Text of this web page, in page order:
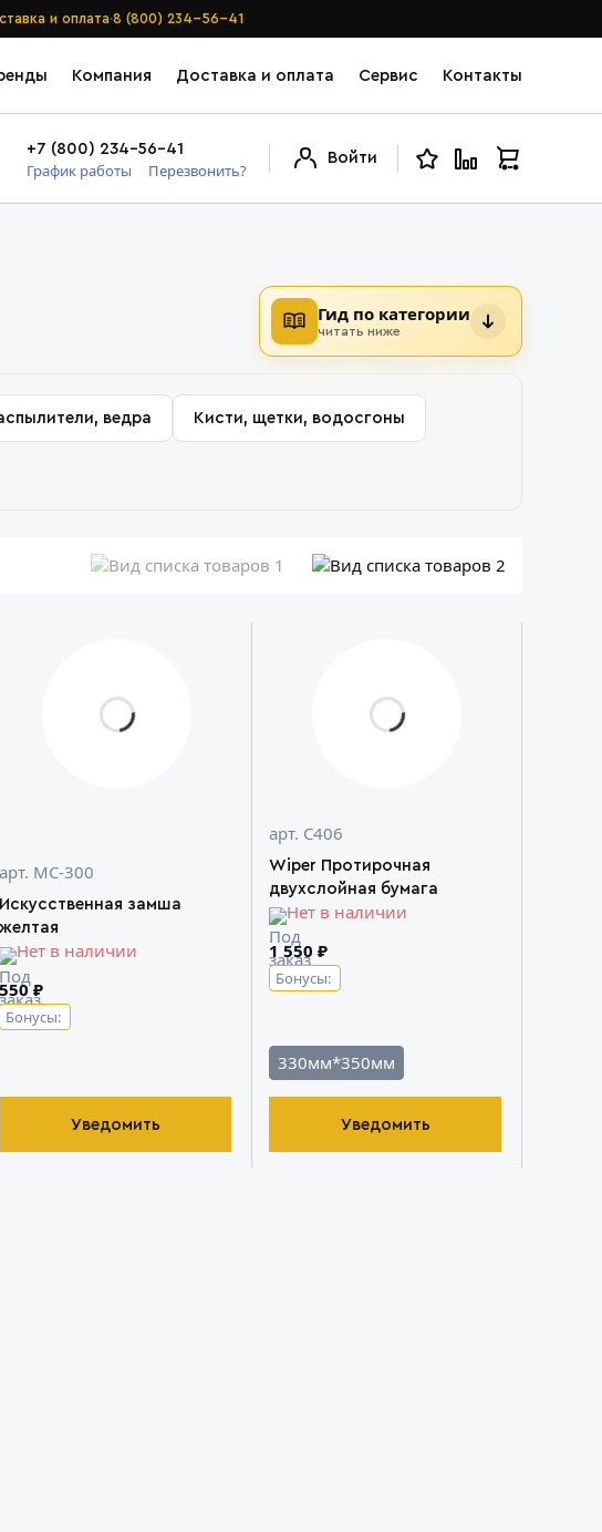
и оплата·8 (800) 234-56-41
Компания Доставка и оплата Сервис Контакты
+7 (800) 234-56-41
График работы Перезвонить?
Войти
Гид по категории
читать ниже
ведра Кисти, щетки, водосгоны
арт. MC-300
Искусственная замша
желтая
Нет в наличии
550 ₽
Бонусы:
Уведомить
арт. С406
Wiper Протирочная
двухслойная бумага
Нет в наличии
1 550 ₽
Бонусы:
330мм*350мм
Уведомить